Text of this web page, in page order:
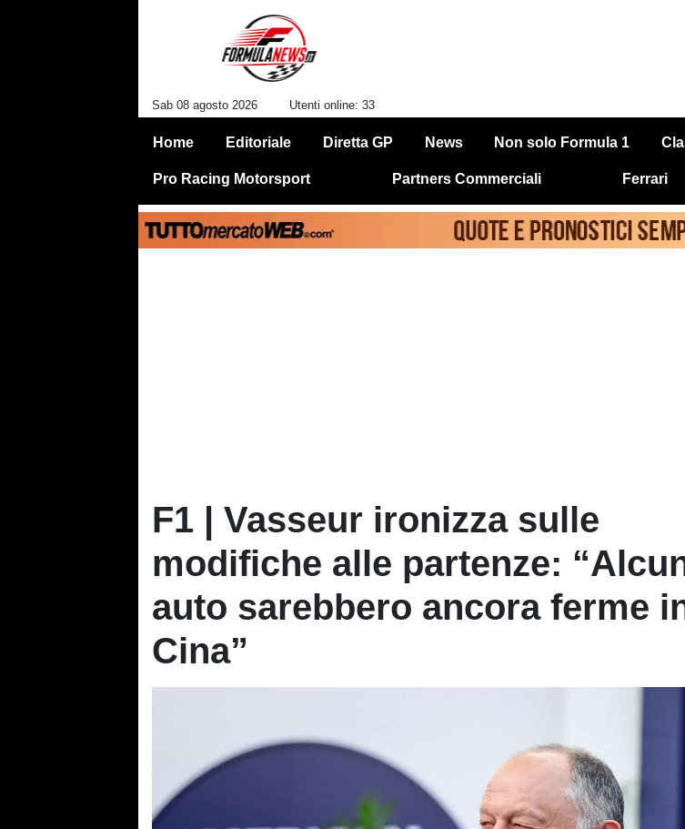
Sab 08 agosto 2026 Utenti online: 33
Home Editoriale Diretta GP News Non solo Formula 1
Pro Racing Motorsport Partners Commerciali Ferrari
F1 | Vasseur ironizza sulle
modifiche alle partenze:
auto sarebbero ancora ferme
Cina”